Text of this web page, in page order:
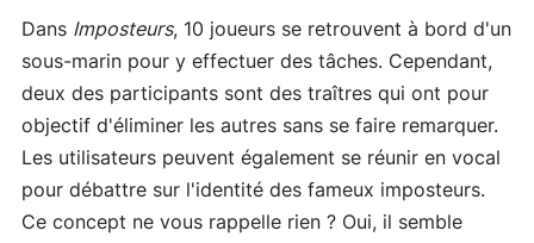
Dans Imposteurs, 10 joueurs se retrouvent à bord d'un
sous-marin pour y effectuer des tâches. Cependant,
deux des participants sont des traîtres qui ont pour
objectif d'éliminer les autres sans se faire remarquer.
Les utilisateurs peuvent également se réunir en vocal
pour débattre sur l'identité des fameux imposteurs.
Ce concept ne vous rappelle rien ? Oui, il semble